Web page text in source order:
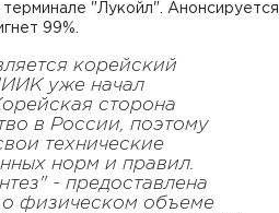
"Лукойл". Анонсируется,
99%.
корейский
уже начал
сторона
в России, поэтому
технические
норм и правил.
- предоставлена
физическом объеме